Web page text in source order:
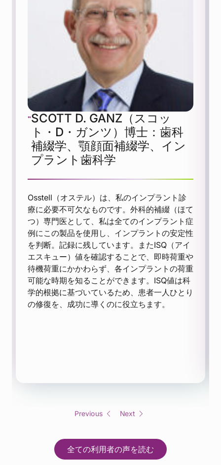
SCOTT D. GANZ（スコッ
ト・D・ガンツ）博士：歯科
補綴学、顎顔面補綴学、イン
プラント歯科学
Osstell（オステル）は、私のインプラント診
療に必要不可欠なものです。外科的補綴（ほて
つ）専門医として、私は全てのインプラント症
例にこの製品を使用し、インプラントの安定性
を判断。記録に残しています。またISQ（アイ
エスキュー）値を確認することで、即時荷重や
待機荷重にかかわらず、各インプラントの荷重
可能な時期を知ることができます。ISQ値は科
学的根拠に基づいているため、患者一人ひとり
の修復を、成功に導くのに役立ちます。
Previous Next
全ての利用者の声を読む